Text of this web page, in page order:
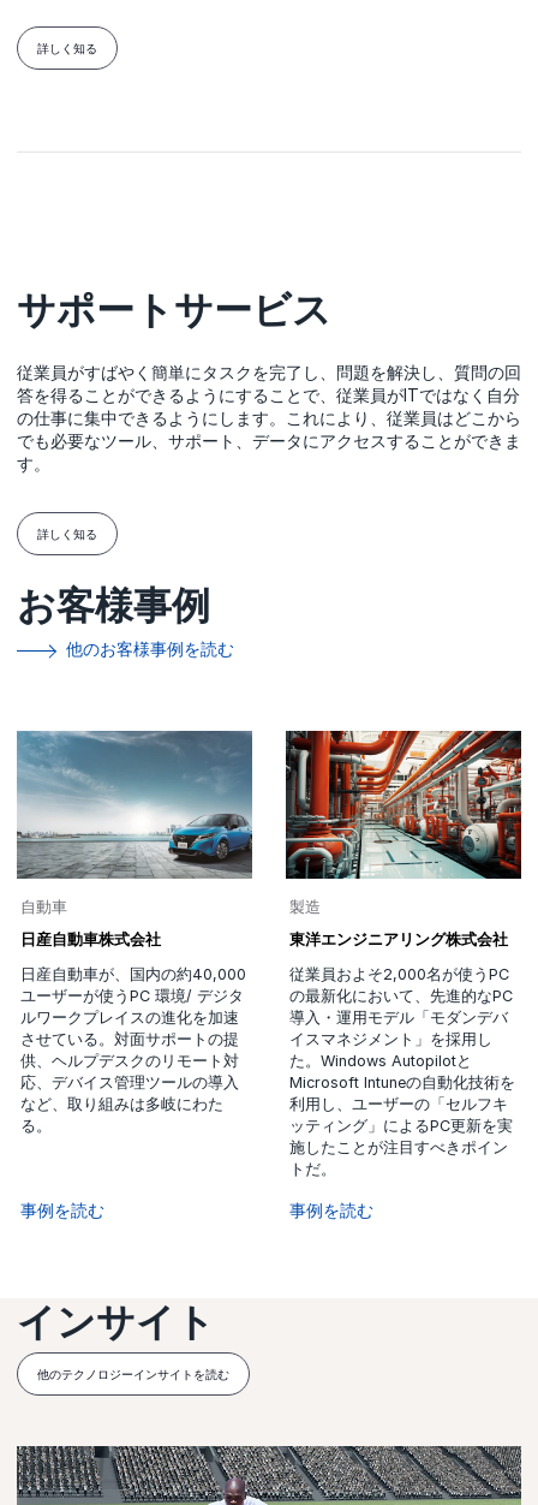
詳しく知る
サポートサービス
従業員がすばやく簡単にタスクを完了し、問題を解決し、質問の回
答を得ることができるようにすることで、従業員がITではなく自分
の仕事に集中できるようにします。これにより、従業員はどこから
でも必要なツール、サポート、データにアクセスすることができま
す。
詳しく知る
お客様事例
他のお客様事例を読む
自動車
日産自動車株式会社
日産自動車が、国内の約40,000
ユーザーが使うPC 環境/ デジタ
ルワークプレイスの進化を加速
させている。対面サポートの提
供、ヘルプデスクのリモート対
応、デバイス管理ツールの導入
など、取り組みは多岐にわた
る。
事例を読む
製造
東洋エンジニアリング株式会社
従業員およそ2,000名が使うPC
の最新化において、先進的なPC
導入・運用モデル「モダンデバ
イスマネジメント」を採用し
た。Windows Autopilotと
Microsoft Intuneの自動化技術を
利用し、ユーザーの「セルフキ
ッティング」によるPC更新を実
施したことが注目すべきポイン
トだ。
事例を読む
インサイト
他のテクノロジーインサイトを読む